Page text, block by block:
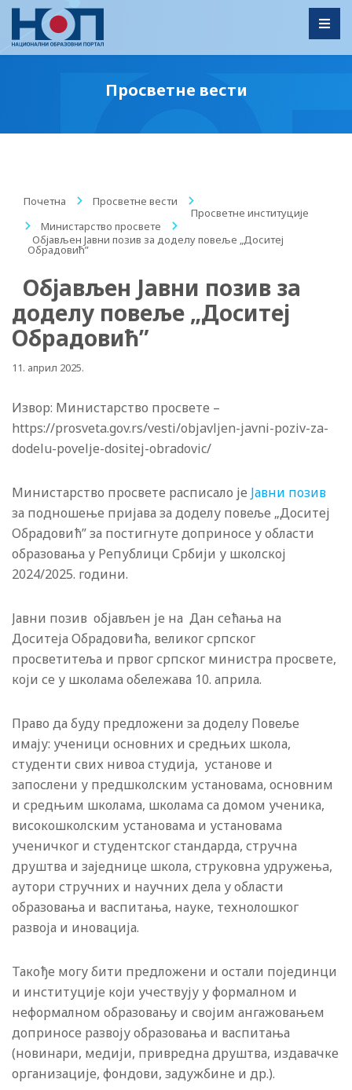
Просветне вести
Почетна / Просветне вести
/
Просветне институције
/
Министарство просвете
/
Објављен Jавни позив за доделу повеље „Доситеј
Обрадовић”
Објављен Jавни позив за
доделу повеље „Доситеј
Обрадовић”
11. април 2025.
Извор: Министарство просвете –
https://prosveta.gov.rs/vesti/objavljen-javni-poziv-za-
dodelu-povelje-dositej-obradovic/
Министарство просвете расписало је Jавни позив
за подношење пријава за доделу повеље „Доситеј
Обрадовић” за постигнуте доприносе у области
образовања у Републици Србији у школској
2024/2025. години.
Јавни позив објављен је на Дан сећања на
Доситеја Обрадовића, великог српског
просветитеља и првог српског министра просвете,
који се у школама обележава 10. априла.
Право да буду предложени за доделу Повеље
имају: ученици основних и средњих школа,
студенти свих нивоа студија, установе и
запослени у предшколским установама, основним
и средњим школама, школама са домом ученика,
високошколским установама и установама
ученичког и студентског стандарда, стручна
друштва и заједнице школа, струковнa удружењa,
аутори стручних и научних дела у области
образовања и васпитања, науке, технолошког
развоја и иновација.
Такође могу бити предложени и остали појединци
и институције који учествују у формалном и
неформалном образовању и својим ангажовањем
доприносе развоју образовања и васпитања
(новинари, медији, привредна друштва, издавачке
организације, фондови, задужбине и др.).